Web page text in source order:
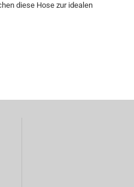
diese Hose zur idealen